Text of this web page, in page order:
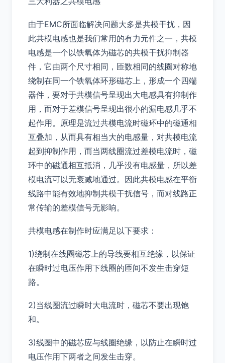
由于EMC所面临解决问题大多是共模干扰，因
此共模电感也是我们常用的有力元件之一，共模
电感是一个以铁氧体为磁芯的共模干扰抑制器
件，它由两个尺寸相同，匝数相同的线圈对称地
绕制在同一个铁氧体环形磁芯上，形成一个四端
器件，要对于共模信号呈现出大电感具有抑制作
用，而对于差模信号呈现出很小的漏电感几乎不
起作用。原理是流过共模电流时磁环中的磁通相
互叠加，从而具有相当大的电感量，对共模电流
起到抑制作用，而当两线圈流过差模电流时，磁
环中的磁通相互抵消，几乎没有电感量，所以差
模电流可以无衰减地通过。因此共模电感在平衡
线路中能有效地抑制共模干扰信号，而对线路正
常传输的差模信号无影响。
共模电感在制作时应满足以下要求：
1)绕制在线圈磁芯上的导线要相互绝缘，以保证
在瞬时过电压作用下线圈的匝间不发生击穿短
路。
2)当线圈流过瞬时大电流时，磁芯不要出现饱
和。
3)线圈中的磁芯应与线圈绝缘，以防止在瞬时过
电压作用下两者之间发生击穿。